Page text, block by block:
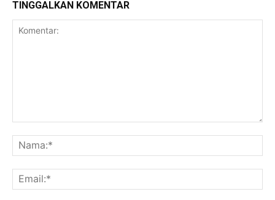
TINGGALKAN KOMENTAR